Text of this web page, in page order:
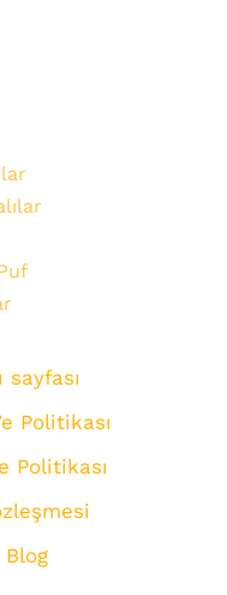
Politikası
Politikası